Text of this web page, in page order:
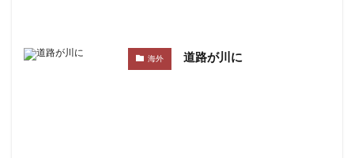
海外 道路が川に